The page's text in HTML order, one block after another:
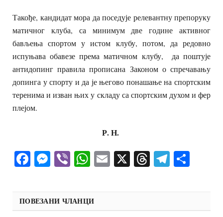
Такође, кандидат мора да поседује релевантну препоруку
матичног клуба, са минимум две године активног
бављења спортом у истом клубу, потом, да редовно
испуњава обавезе према матичном клубу, да поштује
антидопинг правила прописана Законом о спречавању
допинга у спорту и да је његово понашање на спортским
теренима и изван њих у складу са спортским духом и фер
плејом.
Р. Н.
Facebook
Messenger
ViberWhatsApp
Email
X Threads
ПОВЕЗАНИ ЧЛАНЦИ